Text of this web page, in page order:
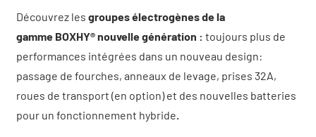
Découvrez lesgroupes électrogènes de la
gamme BOXHY® nouvelle génération :toujours plus de
performances intégrées dans un nouveau design:
passage de fourches, anneaux de levage, prises 32A,
roues de transport (en option) et des nouvelles batteries
pour un fonctionnement hybride.